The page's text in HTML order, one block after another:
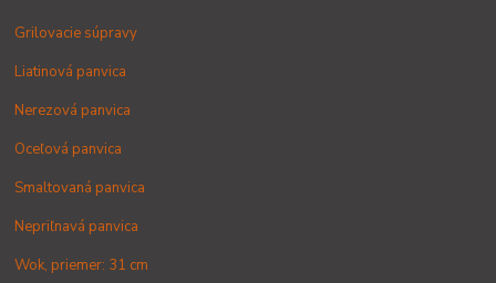
Grilovacie súpravy
Liatinová panvica
Nerezová panvica
Oceľová panvica
Smaltovaná panvica
Nepriľnavá panvica
Wok, priemer: 31 cm